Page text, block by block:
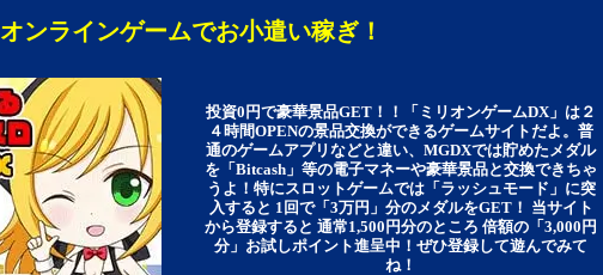
オンラインゲームでお小遣い稼ぎ！
投資0円で豪華景品GET！！「ミリオンゲームDX」は２
４時間OPENの景品交換ができるゲームサイトだよ。普
通のゲームアプリなどと違い、MGDXでは貯めたメダル
を「Bitcash」等の電子マネーや豪華景品と交換できちゃ
うよ！特にスロットゲームでは「ラッシュモード」に突
入すると 1回で「3万円」分のメダルをGET！ 当サイト
から登録すると 通常1,500円分のところ 倍額の「3,000円
分」お試しポイント進呈中！ぜひ登録して遊んでみて
ね！